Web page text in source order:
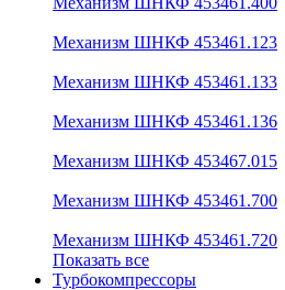
Механизм ШНКФ 453461.123
Механизм ШНКФ 453461.133
Механизм ШНКФ 453461.136
Механизм ШНКФ 453467.015
Механизм ШНКФ 453461.700
Механизм ШНКФ 453461.720
Показать все
Турбокомпрессоры